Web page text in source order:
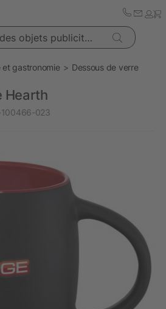
publicitaires
et gastronomie Dessous de verre
Hearth
100466-023